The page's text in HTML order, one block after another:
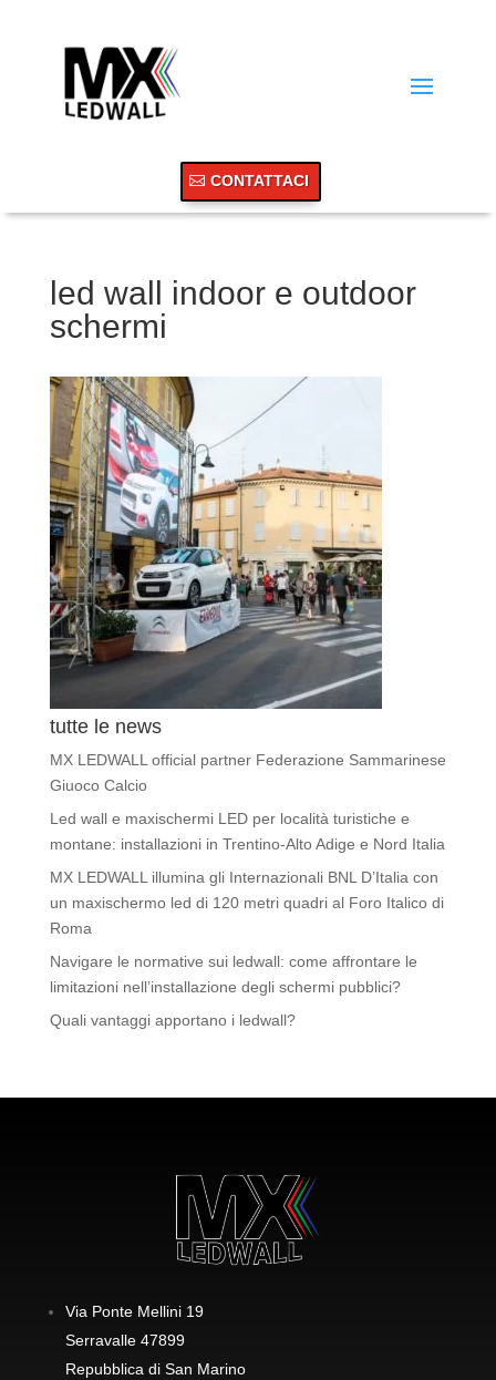
CONTATTACI
led wall indoor e outdoor
schermi
tutte le news
MX LEDWALL official partner Federazione Sammarinese
Giuoco Calcio
Led wall e maxischermi LED per località turistiche e
montane: installazioni in Trentino-Alto Adige e Nord Italia
MX LEDWALL illumina gli Internazionali BNL D’Italia con
un maxischermo led di 120 metri quadri al Foro Italico di
Roma
Navigare le normative sui ledwall: come affrontare le
limitazioni nell’installazione degli schermi pubblici?
Quali vantaggi apportano i ledwall?
Via Ponte Mellini 19
Serravalle 47899
Repubblica di San Marino